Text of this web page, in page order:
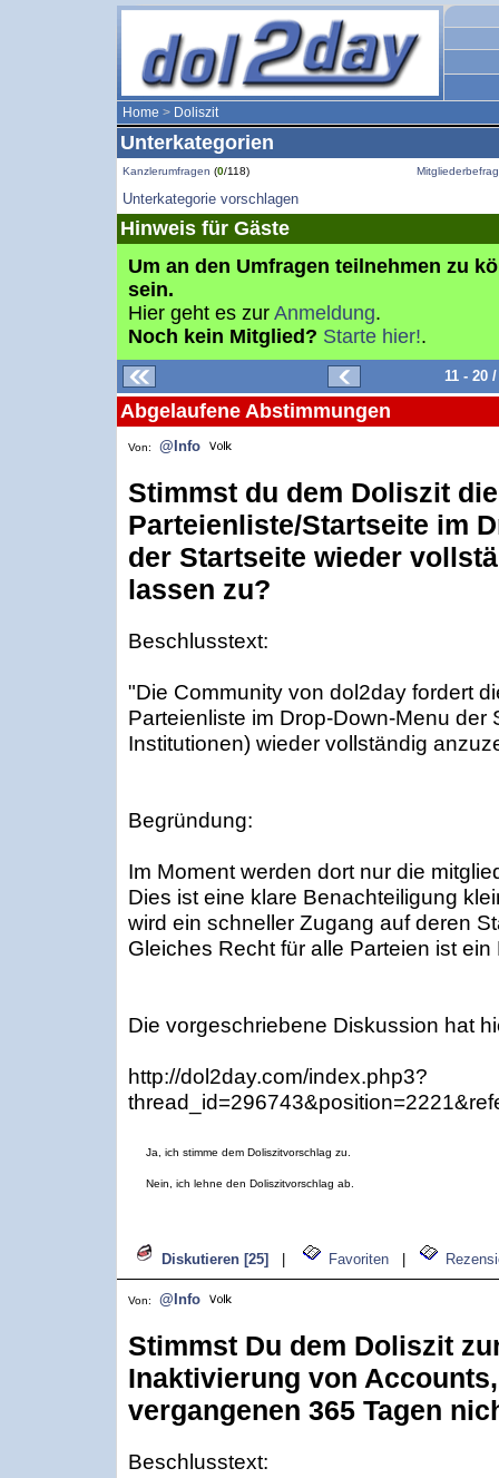
Home > Doliszit
Unterkategorien
Kanzlerumfragen (0/118)
Unterkategorie vorschlagen
Hinweis für Gäste
Um an den Umfragen teilnehmen zu
sein.
Hier geht es zur Anmeldung.
Noch kein Mitglied? Starte hier!.
11 - 20
Abgelaufene Abstimmungen
Von: @Info
Stimmst du dem Doliszit die
Parteienliste/Startseite im
der Startseite wieder
lassen zu?
Beschlusstext:
"Die Community von dol2day fordert
Parteienliste im Drop-Down-Menu der
Institutionen) wieder vollständig
Begründung:
Im Moment werden dort nur die
Dies ist eine klare Benachteiligung
wird ein schneller Zugang auf deren
Gleiches Recht für alle Parteien ist ein
Die vorgeschriebene Diskussion hat
http://dol2day.com/index.php3?
Ja, ich stimme dem Doliszitvorschlag zu.
Nein, ich lehne den Doliszitvorschlag ab.
Diskutieren [25] Favoriten
Von: @Info
Stimmst Du dem Doliszit
Inaktivierung von
vergangenen 365 Tagen
Beschlusstext: